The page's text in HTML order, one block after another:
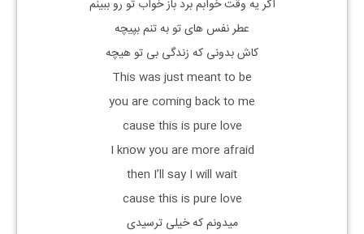
اگر یه وقت خوابم برد باز خواب تو رو ببینم
عطر نفس های تو به تنم بپیچه
کاش بدونی که زندگی بی تو هیچه
This was just meant to be
you are coming back to me
cause this is pure love
I know you are more afraid
then I’ll say I will wait
cause this is pure love
میدونم که خیلی ترسیدی